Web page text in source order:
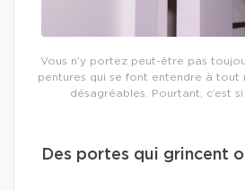
Vous n’y portez peut-être pas
pentures qui se font entendre à tout
désagréables. Pourtant, c’est
Des portes qui grincent